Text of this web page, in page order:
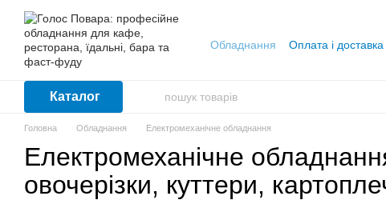
Перейти до основного контенту
Обладнання Оплата і доставка
Каталог
Головна Обладнання Електромеханічне обладнання
Електромеханічне
овочерізки, куттери,